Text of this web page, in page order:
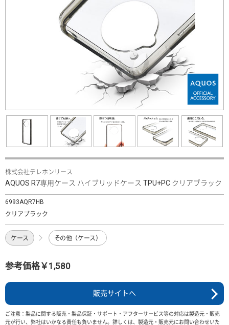
株式会社テレホンリース
AQUOS R7専用ケース ハイブリッドケース TPU+PC クリアブラック
6993AQR7HB
クリアブラック
ケース その他（ケース）
参考価格￥1,580
販売サイトへ
ご注意：製品に関する販売・製品保証・サポート・アフターサービス等の対応は製造元・販売
元が行い、弊社はいかなる責任も負いません。詳しくは、製造元・販売元にお問い合わせいた